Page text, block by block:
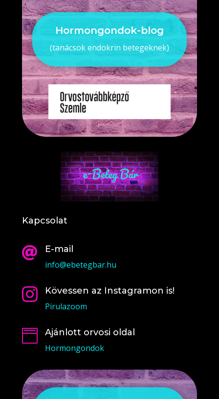
Hormongondok-blog
(tanácsok endokrin betegeknek)
Kapcsolat

E-mail
info@ebetegbar.hu

Kövessen az Instagramon is!
Pirulazoom

Ajánlott orvosi oldal
Hormongondok